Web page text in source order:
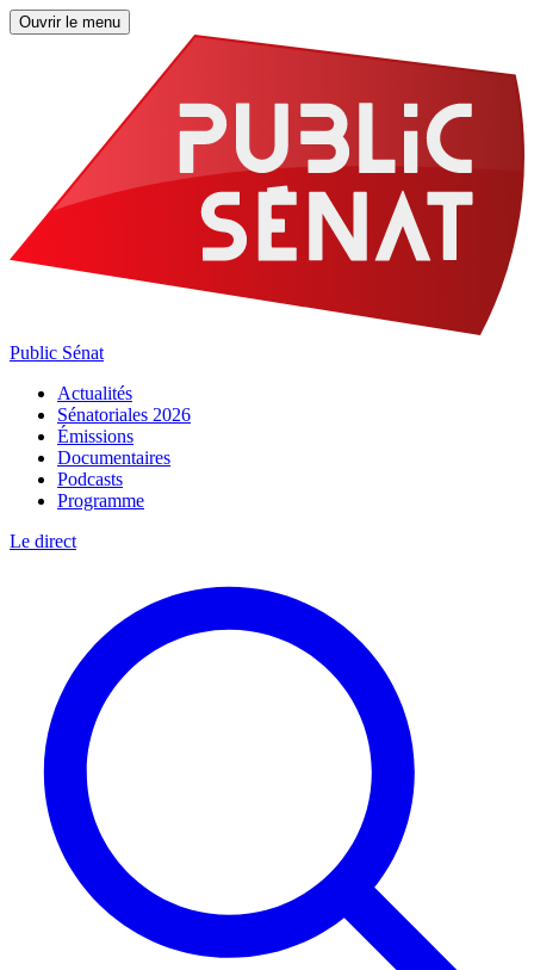
Ouvrir le menu
Public Sénat
Actualités
Sénatoriales 2026
Émissions
Documentaires
Podcasts
Programme
Le direct